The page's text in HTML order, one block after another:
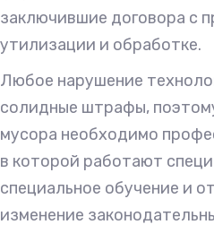
заключившие договора с
утилизации и обработке.
Любое нарушение
солидные штрафы,
мусора необходимо
в которой работают
специальное обучение и
изменение